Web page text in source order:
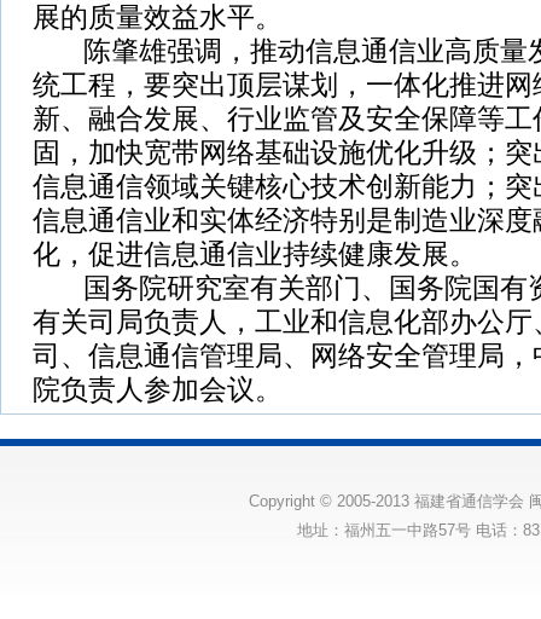
展的质量效益水平。
陈肇雄强调，推动信息通信业高质量
统工程，要突出顶层谋划，一体化推进
新、融合发展、行业监管及安全保障等
固，加快宽带网络基础设施优化升级；
信息通信领域关键核心技术创新能力；
信息通信业和实体经济特别是制造业深
化，促进信息通信业持续健康发展。
国务院研究室有关部门、国务院国有
有关司局负责人，工业和信息化部办公
司、信息通信管理局、网络安全管理局
院负责人参加会议。
Copyright © 2005-2013 福建省通信学会
地址：福州五一中路57号 电话：